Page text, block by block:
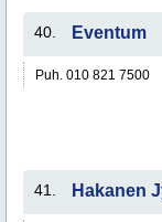
40. Eventum
Puh. 010 821 7500
41. Hakanen